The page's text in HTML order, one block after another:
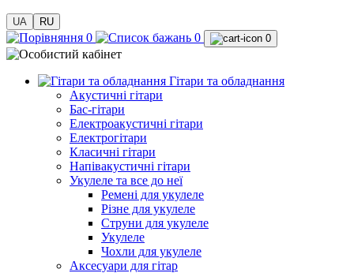
UA RU
0 0 0
Гітари та обладнання
Акустичні гітари
Бас-гітари
Електроакустичні гітари
Електрогітари
Класичні гітари
Напівакустичні гітари
Укулеле та все до неї
Ремені для укулеле
Різне для укулеле
Струни для укулеле
Укулеле
Чохли для укулеле
Аксесуари для гітар